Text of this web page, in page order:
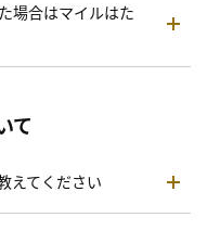
場合はマイルはた
て
えてください